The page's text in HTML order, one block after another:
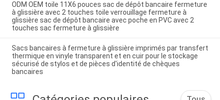
ODM OEM toile 11X6 pouces sac de dépôt bancaire fermeture
à glissière avec 2 touches toile verrouillage fermeture à
glissière sac de dépôt bancaire avec poche en PVC avec 2
touches sac fermeture à glissière
Sacs bancaires à fermeture à glissière imprimés par transfert
thermique en vinyle transparent et en cuir pour le stockage
sécurisé de stylos et de pièces d'identité de chèques
bancaires